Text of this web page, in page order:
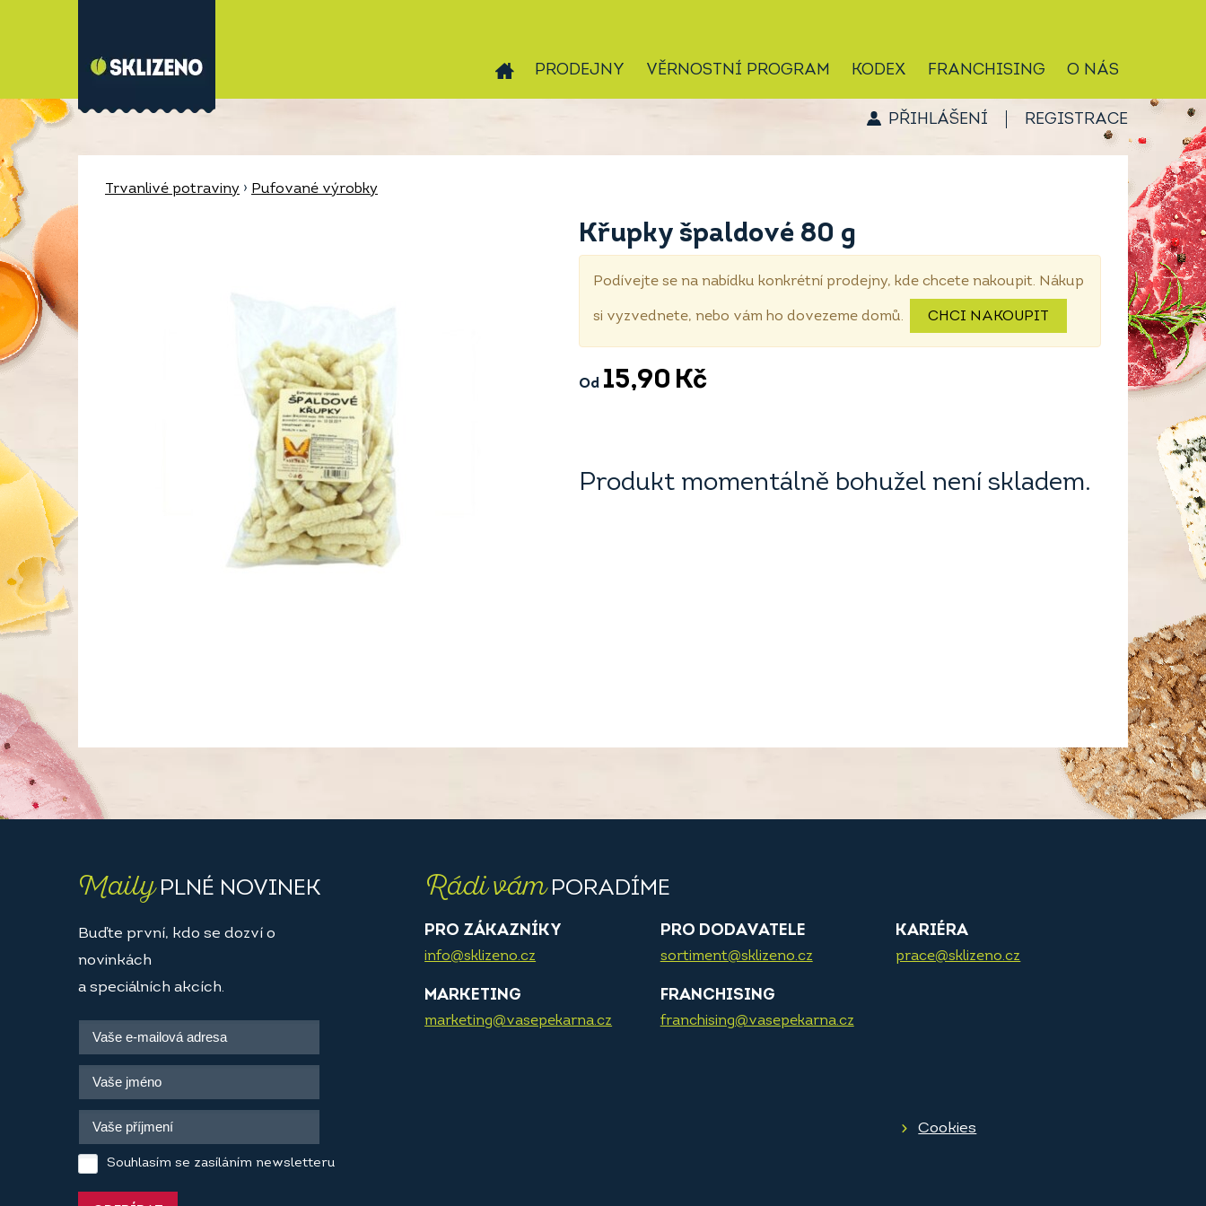
PRODEJNY VĚRNOSTNÍ PROGRAM KODEX FRANCHISING O NÁS
PŘIHLÁŠENÍ REGISTRACE
Trvanlivé potraviny › Pufované výrobky
Křupky špaldové 80 g
Podívejte se na nabídku konkrétní prodejny, kde chcete nakoupit. Nákup
si vyzvednete, nebo vám ho dovezeme domů. CHCI NAKOUPIT
Od 15,90 Kč
Produkt momentálně bohužel není skladem.
MailyPLNÉ NOVINEK
Buďte první, kdo se dozví o
novinkách
a speciálních akcích.
Souhlasím se zasíláním newsletteru
Rádi vámPORADÍME
PRO ZÁKAZNÍKY
info@sklizeno.cz
PRO DODAVATELE
sortiment@sklizeno.cz
KARIÉRA
prace@sklizeno.cz
MARKETING
marketing@vasepekarna.cz
FRANCHISING
franchising@vasepekarna.cz
Cookies